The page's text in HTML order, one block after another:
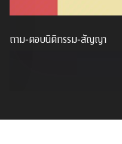
ถาม-ตอบนิติกรรม-สัญญา